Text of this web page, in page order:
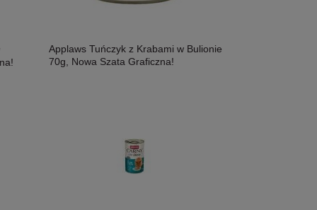
Applaws Tuńczyk z Krabami w Bulionie
70g, Nowa Szata Graficzna!